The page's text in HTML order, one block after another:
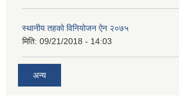
स्थानीय तहको विनियोजन ऐन २०७५
मिति: 09/21/2018 - 14:03
अन्य